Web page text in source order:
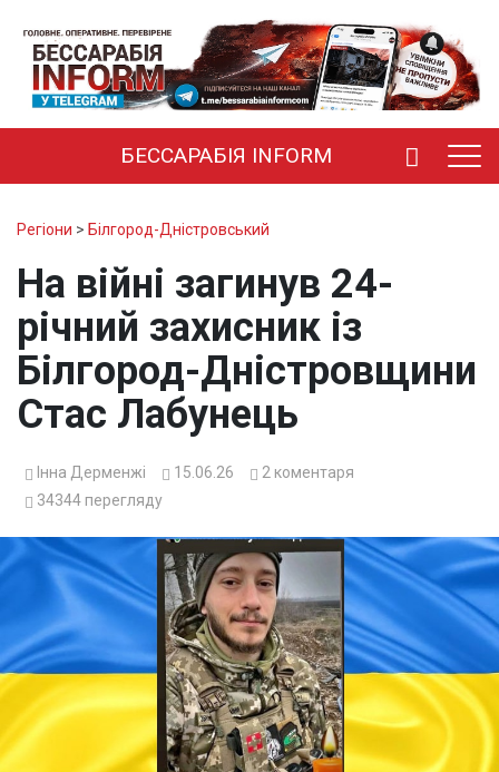
БЕССАРАБІЯ INFORM
Регіони > Білгород-Дністровський
На війні загинув 24-
річний захисник із
Білгород-Дністровщини
Стас Лабунець
Інна Дерменжі 15.06.26 2 коментаря
34344 перегляду